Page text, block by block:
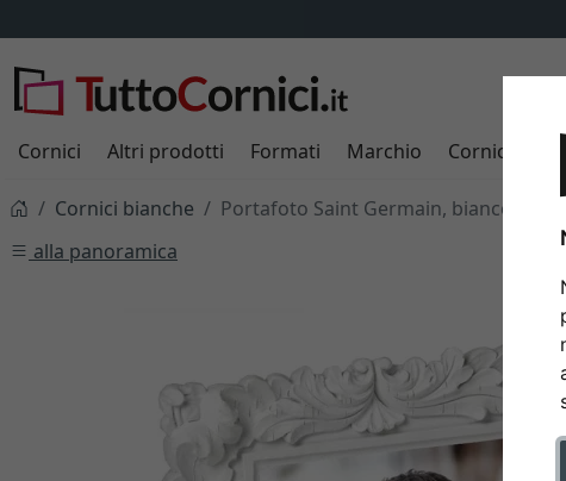
Cornici Altri prodotti Formati Marchio Cornici su
Cornici bianche
Portafoto Saint Germain, bianco
alla panoramica